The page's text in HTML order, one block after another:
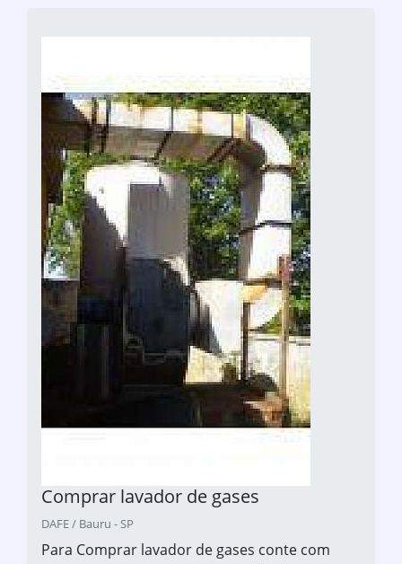
Comprar lavador de gases
DAFE / Bauru - SP
Para Comprar lavador de gases conte com